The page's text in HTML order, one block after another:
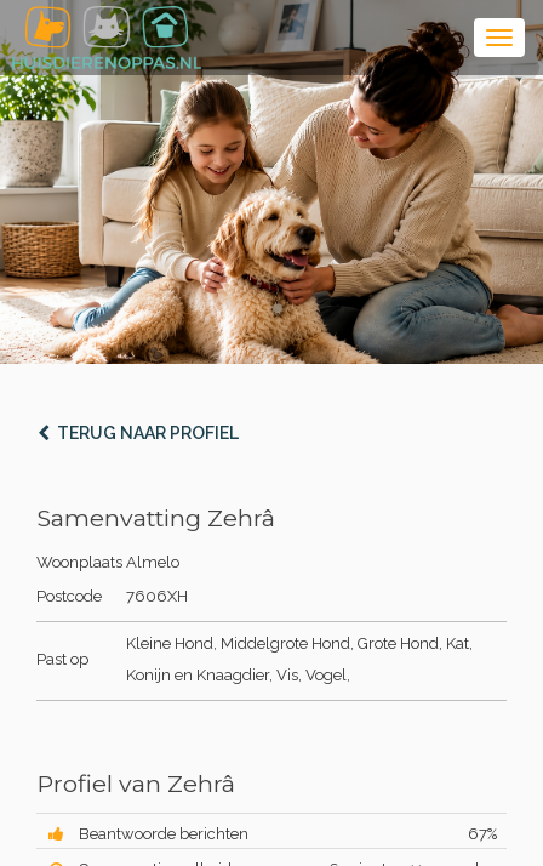
TERUG NAAR PROFIEL
Samenvatting Zehrâ
Woonplaats Almelo
Postcode
7606XH
Past op
Kleine Hond, Middelgrote Hond, Grote Hond, Kat,
Konijn en Knaagdier, Vis, Vogel,
Profiel van Zehrâ
Beantwoorde berichten
67%